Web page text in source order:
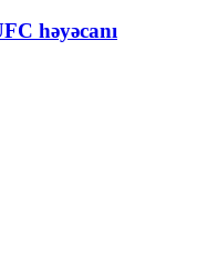
həyəcanı